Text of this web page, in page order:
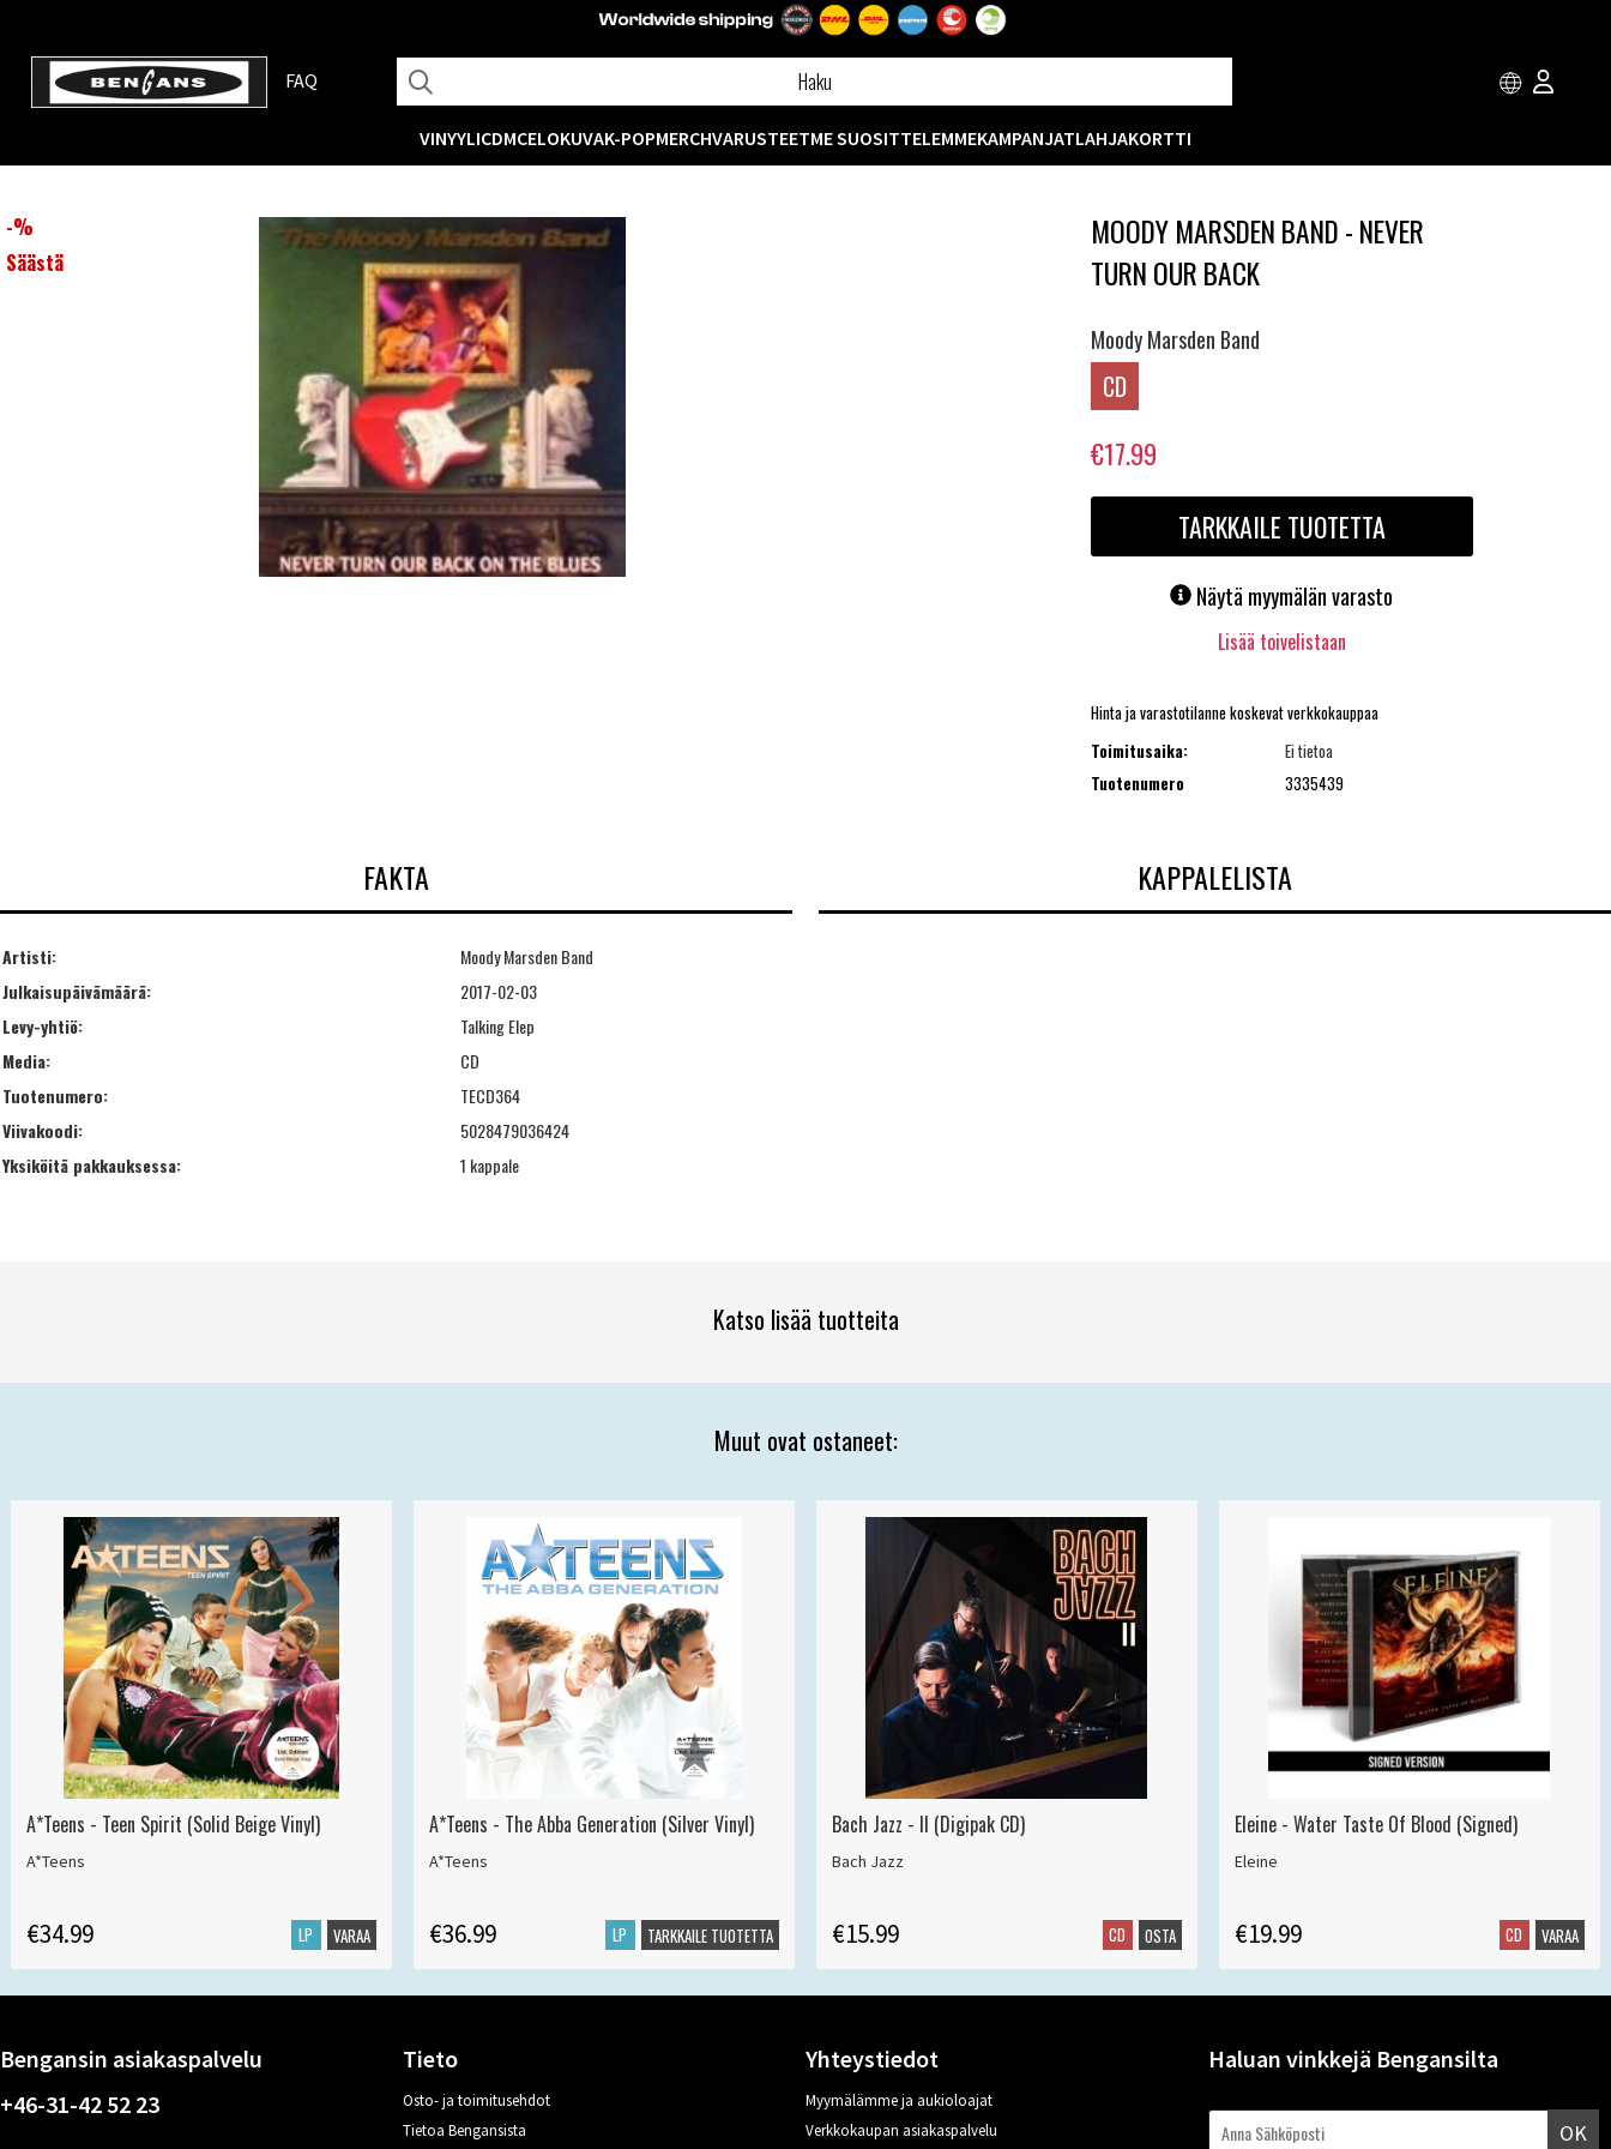
FAQ
VINYYLICDMCELOKUVAK-POPMERCHVARUSTEETME SUOSITTELEMMEKAMPANJATLAHJAKORTTI
-%
Säästä
MOODY MARSDEN BAND - NEVER
TURN OUR BACK
Moody Marsden Band
CD
€17.99
TARKKAILE TUOTETTA
Näytä myymälän varasto
Lisää toivelistaan
Hinta ja varastotilanne koskevat verkkokauppaa
Toimitusaika:
Ei tietoa
Tuotenumero
3335439
FAKTA
Artisti:
Moody Marsden Band
Julkaisupäivämäärä:
2017-02-03
Levy-yhtiö:
Talking Elep
Media:
CD
Tuotenumero:
TECD364
Viivakoodi:
5028479036424
Yksiköitä pakkauksessa:
1 kappale
KAPPALELISTA
Katso lisää tuotteita
Muut ovat ostaneet:
A*Teens - Teen Spirit (Solid Beige Vinyl)
A*Teens
€34.99 LP VARAA
A*Teens - The Abba Generation (Silver Vinyl)
A*Teens
€36.99 LP TARKKAILE TUOTETTA
Bach Jazz - II (Digipak CD)
Bach Jazz
€15.99 CD OSTA
Eleine - Water Taste Of Blood (Signed)
Eleine
€19.99 CD VARAA
Bengansin asiakaspalvelu
+46-31-42 52 23
Tieto
Osto- ja toimitusehdot
Tietoa Bengansista
Yhteystiedot
Myymälämme ja aukioloajat
Verkkokaupan asiakaspalvelu
Haluan vinkkejä Bengansilta
OK